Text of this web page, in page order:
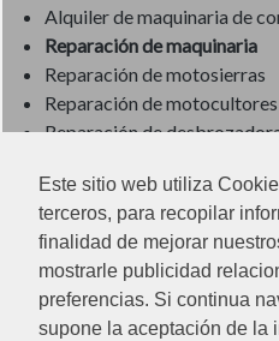
Este sitio web utiliza
terceros, para recopilar
finalidad de mejorar
mostrarle publicidad
preferencias. Si continua
supone la aceptación de la
Alquiler de maquinaria de
Reparación de maquinaria
Reparación de motosierras
Reparación de motocultores
Reparación de
Coses de Cuina - Menaje
Ferreteria Torrandell en
Coses de Cuina en